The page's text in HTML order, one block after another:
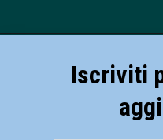
Iscriviti